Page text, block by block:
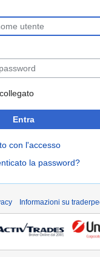
Entra
con l'accesso
la password?
Informazioni su